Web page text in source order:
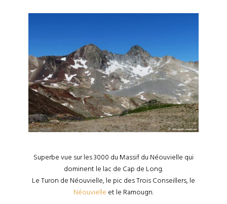
Superbe vue sur les 3000 du Massif du Néouvielle qui
dominent le lac de Cap de Long.
Le Turon de Néouvielle, le pic des Trois Conseillers, le
Néouvielle et le Ramougn.